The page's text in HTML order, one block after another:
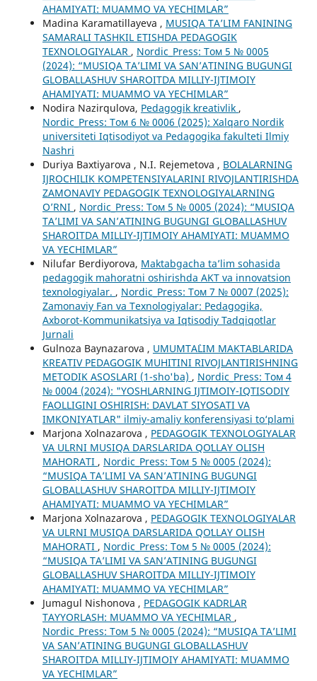
AHAMIYATI: MUAMMO VA YECHIMLAR”
Madina Karamatillayeva , MUSIQA TA’LIM FANINING
SAMARALI TASHKIL ETISHDA PEDAGOGIK
TEXNOLOGIYALAR , Nordic_Press: Том 5 № 0005
(2024): “MUSIQA TA’LIMI VA SAN’ATINING BUGUNGI
GLOBALLASHUV SHAROITDA MILLIY-IJTIMOIY
AHAMIYATI: MUAMMO VA YECHIMLAR”
Nodira Nazirqulova, Pedagogik kreativlik ,
Nordic_Press: Том 6 № 0006 (2025): Xalqaro Nordik
universiteti Iqtisodiyot va Pedagogika fakulteti Ilmiy
Nashri
Duriya Baxtiyarova , N.I. Rejemetova , BOLALARNING
IJROCHILIK KOMPETENSIYALARINI RIVOJLANTIRISHDA
ZAMONAVIY PEDAGOGIK TEXNOLOGIYALARNING
O’RNI , Nordic_Press: Том 5 № 0005 (2024): “MUSIQA
TA’LIMI VA SAN’ATINING BUGUNGI GLOBALLASHUV
SHAROITDA MILLIY-IJTIMOIY AHAMIYATI: MUAMMO
VA YECHIMLAR”
Nilufar Berdiyorova, Maktabgacha ta’lim sohasida
pedagogik mahoratni oshirishda AKT va innovatsion
texnologiyalar. , Nordic_Press: Том 7 № 0007 (2025):
Zamonaviy Fan va Texnologiyalar: Pedagogika,
Axborot-Kommunikatsiya va Iqtisodiy Tadqiqotlar
Jurnali
Gulnoza Baynazarova , UMUMTA`LIM MAKTABLARIDA
KREATIV PEDAGOGIK MUHITINI RIVOJLANTIRISHNING
METODIK ASOSLARI (1-sho'ba) , Nordic_Press: Том 4
№ 0004 (2024): "YOSHLARNING IJTIMOIY-IQTISODIY
FAOLLIGINI OSHIRISH: DAVLAT SIYOSATI VA
IMKONIYATLAR" ilmiy-amaliy konferensiyasi to‘plami
Marjona Xolnazarova , PEDAGOGIK TEXNOLOGIYALAR
VA ULRNI MUSIQA DARSLARIDA QOʻLLAY OLISH
MAHORATI , Nordic_Press: Том 5 № 0005 (2024):
“MUSIQA TA’LIMI VA SAN’ATINING BUGUNGI
GLOBALLASHUV SHAROITDA MILLIY-IJTIMOIY
AHAMIYATI: MUAMMO VA YECHIMLAR”
Marjona Xolnazarova , PEDAGOGIK TEXNOLOGIYALAR
VA ULRNI MUSIQA DARSLARIDA QOʻLLAY OLISH
MAHORATI , Nordic_Press: Том 5 № 0005 (2024):
“MUSIQA TA’LIMI VA SAN’ATINING BUGUNGI
GLOBALLASHUV SHAROITDA MILLIY-IJTIMOIY
AHAMIYATI: MUAMMO VA YECHIMLAR”
Jumagul Nishonova , PEDAGOGIK KADRLAR
TAYYORLASH: MUAMMO VA YECHIMLAR ,
Nordic_Press: Том 5 № 0005 (2024): “MUSIQA TA’LIMI
VA SAN’ATINING BUGUNGI GLOBALLASHUV
SHAROITDA MILLIY-IJTIMOIY AHAMIYATI: MUAMMO
VA YECHIMLAR”